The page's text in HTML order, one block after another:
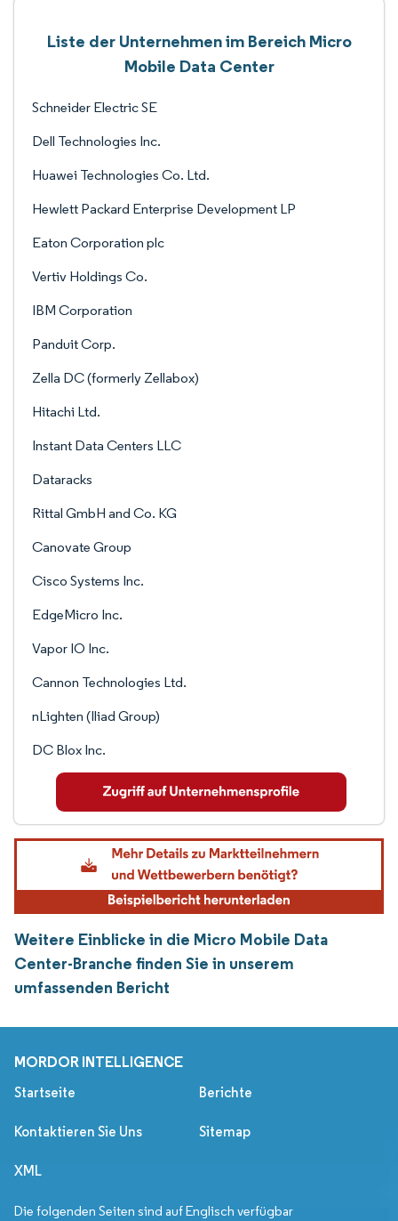
Liste der Unternehmen im Bereich Micro
Mobile Data Center
Schneider Electric SE
Dell Technologies Inc.
Huawei Technologies Co. Ltd.
Hewlett Packard Enterprise Development LP
Eaton Corporation plc
Vertiv Holdings Co.
IBM Corporation
Panduit Corp.
Zella DC (formerly Zellabox)
Hitachi Ltd.
Instant Data Centers LLC
Dataracks
Rittal GmbH and Co. KG
Canovate Group
Cisco Systems Inc.
EdgeMicro Inc.
Vapor IO Inc.
Cannon Technologies Ltd.
nLighten (Iliad Group)
DC Blox Inc.
Weitere Einblicke in die Micro Mobile Data
Center-Branche finden Sie in unserem
umfassenden Bericht
MORDOR INTELLIGENCE
Startseite Berichte
Kontaktieren Sie Uns Sitemap
XML
Die folgenden Seiten sind auf Englisch verfügbar